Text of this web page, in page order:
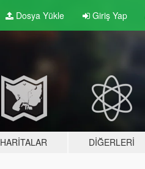
Dosya Yükle Giriş Yap
HARITALAR DIĞERLERI